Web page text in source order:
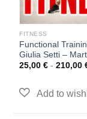
FITNESS
Functional
Giulia Setti –
25,00€ - 210,00